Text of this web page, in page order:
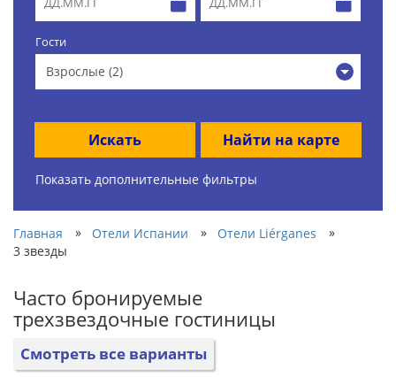
Гости
Взрослые (2)
Искать Найти на карте
Показать дополнительные фильтры
Главная » Отели Испании » Отели Liérganes
»
3 звезды
Часто бронируемые
трехзвездочные гостиницы
Смотреть все варианты